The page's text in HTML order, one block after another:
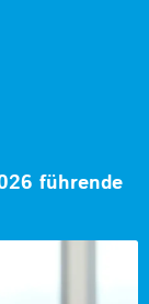
führende